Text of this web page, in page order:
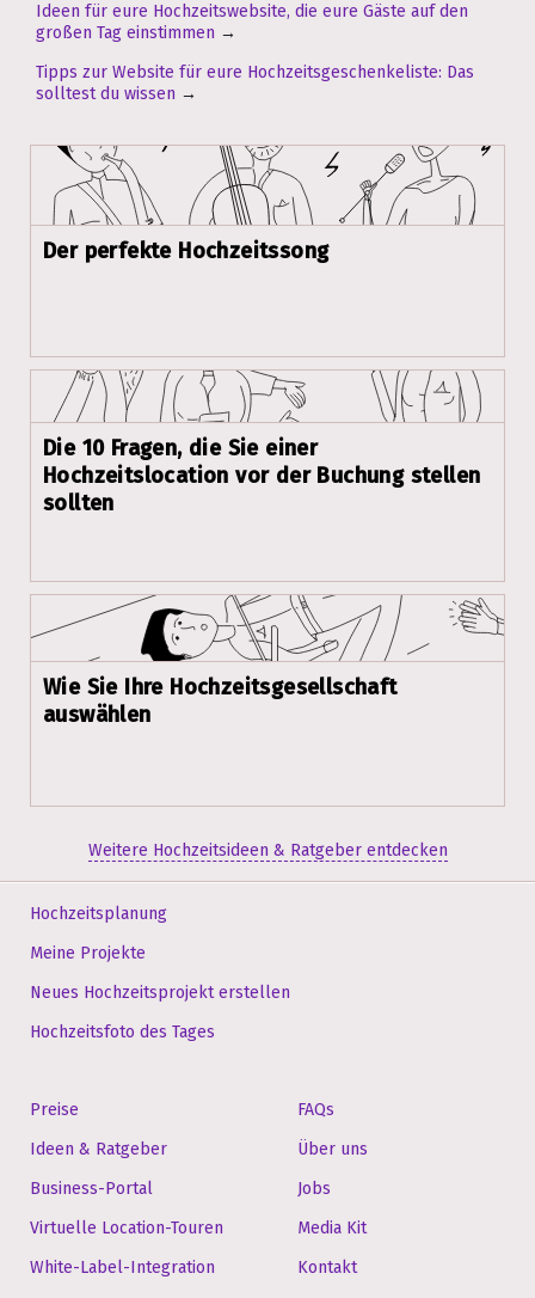
Ideen für eure Hochzeitswebsite, die eure Gäste auf den
großen Tag einstimmen →
Tipps zur Website für eure Hochzeitsgeschenkeliste: Das
solltest du wissen →
Der perfekte Hochzeitssong
Die 10 Fragen, die Sie einer
Hochzeitslocation vor der Buchung stellen
sollten
Wie Sie Ihre Hochzeitsgesellschaft
auswählen
Weitere Hochzeitsideen & Ratgeber entdecken
Hochzeitsplanung
Meine Projekte
Neues Hochzeitsprojekt erstellen
Hochzeitsfoto des Tages
Preise
Ideen & Ratgeber
Business-Portal
Virtuelle Location-Touren
White-Label-Integration
FAQs
Über uns
Jobs
Media Kit
Kontakt